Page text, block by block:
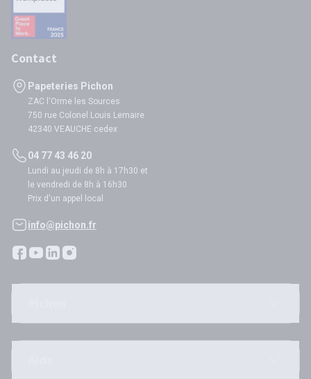
Contact
Papeteries Pichon
ZAC l'Orme les Sources
750 rue Colonel Louis Lemaire
42340 VEAUCHE cedex
04 77 43 46 20
Lundi au jeudi de 8h à 17h30 et
le vendredi de 8h à 16h30
Prix d'un appel local
info@pichon.fr